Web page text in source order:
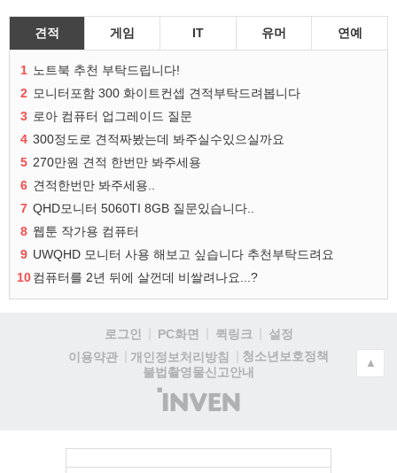
견적 게임 IT 유머 연예
1 노트북 추천 부탁드립니다!
2 모니터포함 300 화이트컨셉 견적부탁드려봅니다
3 로아 컴퓨터 업그레이드 질문
4 300정도로 견적짜봤는데 봐주실수있으실까요
5 270만원 견적 한번만 봐주세용
6 견적한번만 봐주세용..
7 QHD모니터 5060TI 8GB 질문있습니다..
8 웹툰 작가용 컴퓨터
9 UWQHD 모니터 사용 해보고 싶습니다 추천부탁드려요
10컴퓨터를 2년 뒤에 살껀데 비쌀려나요...?
로그인 PC화면 퀵링크
설정
이용약관
개인정보처리방침
청소년보호정책
불법촬영물신고안내
(주)
인
▲